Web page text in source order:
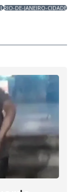
RIO-DE-JANEIRO-CIDADE